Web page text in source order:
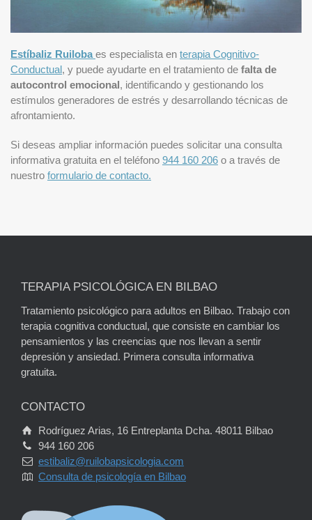
Estíbaliz Ruiloba es especialista en terapia Cognitivo-
Conductual, y puede ayudarte en el tratamiento de falta de
autocontrol emocional, identificando y gestionando los
estímulos generadores de estrés y desarrollando técnicas de
afrontamiento.
Si deseas ampliar información puedes solicitar una consulta
informativa gratuita en el teléfono 944 160 206 o a través de
nuestro formulario de contacto.
TERAPIA PSICOLÓGICA EN BILBAO
Tratamiento psicológico para adultos en Bilbao. Trabajo con
terapia cognitiva conductual, que consiste en cambiar los
pensamientos y las creencias que nos llevan a sentir
depresión y ansiedad. Primera consulta informativa
gratuita.
CONTACTO
Rodríguez Arias, 16 Entreplanta Dcha. 48011 Bilbao
944 160 206
estibaliz@ruilobapsicologia.com
Consulta de psicología en Bilbao